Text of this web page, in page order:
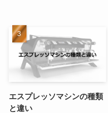
エスプレッソマシンの種類
と違い